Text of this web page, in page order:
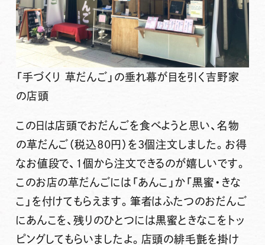
「手づくり 草だんご」の垂れ幕が目を引く吉野家
の店頭
この日は店頭でおだんごを食べようと思い、名物
の草だんご（税込80円） を3個注文しました。 お得
なお値段で、1個から注文できるのが嬉しいです。
このお店の草だんごには「あんこ」か「黒蜜・きな
こ」を付けてもらえます。筆者はふたつのおだんご
にあんこを、残りのひとつには黒蜜ときなこをトッ
ピングしてもらいましたよ。店頭の緋毛氈を掛け